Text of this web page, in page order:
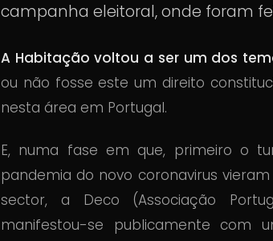
campanha eleitoral, onde foram
A Habitação voltou a ser um dos
ou não fosse este um direito
nesta área em Portugal.
E, numa fase em que, primeiro o
pandemia do novo coronavirus
sector, a Deco (Associação
manifestou-se publicamente com